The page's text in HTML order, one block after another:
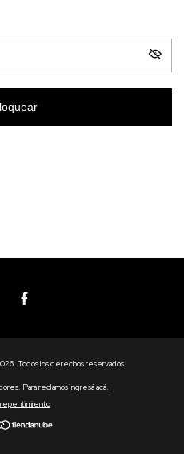
Todos los derechos reservados.
Para reclamosingresá acá.